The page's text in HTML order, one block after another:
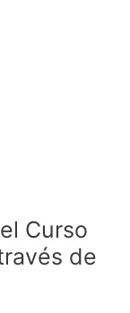
Curso
de